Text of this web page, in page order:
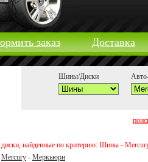
заказ Доставка
Шины/Диски
найденные по критерию: Шины -
Mercury - Меркьюри